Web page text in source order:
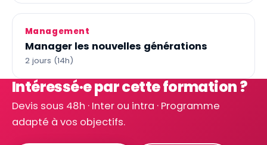
Management
Manager les nouvelles générations
2 jours (14h)
Intéressé·e par cette formation ?
Devis sous 48h · Inter ou intra · Programme
adapté à vos objectifs.